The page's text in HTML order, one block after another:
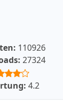
110926
27324
4.2